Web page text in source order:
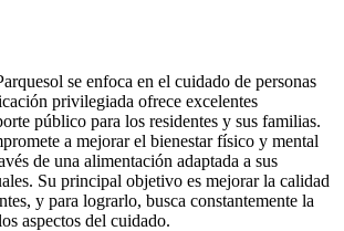
se enfoca en el cuidado de personas
privilegiada ofrece excelentes
público para los residentes y sus familias.
a mejorar el bienestar físico y mental
de una alimentación adaptada a sus
Su principal objetivo es mejorar la calidad
y para lograrlo, busca constantemente la
aspectos del cuidado.